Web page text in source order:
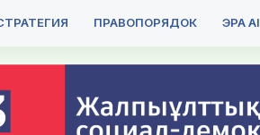
ПРАВОПОРЯДОК ЭРА AI